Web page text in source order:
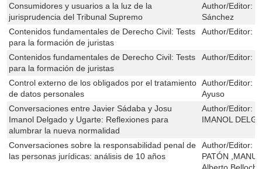
Consumidores y usuarios a la luz de la
jurisprudencia del Tribunal Supremo
Author/Editor:
Sánchez
Contenidos fundamentales de Derecho Civil: Tests
para la formación de juristas
Author/Editor:
Contenidos fundamentales de Derecho Civil: Tests
para la formación de juristas
Author/Editor:
Control externo de los obligados por el tratamiento
de datos personales
Author/Editor:
Ayuso
Conversaciones entre Javier Sádaba y Josu
Imanol Delgado y Ugarte: Reflexiones para
alumbrar la nueva normalidad
Author/Editor:
IMANOL
Conversaciones sobre la responsabilidad penal de
las personas jurídicas: análisis de 10 años
Author/Editor:
PATÓN